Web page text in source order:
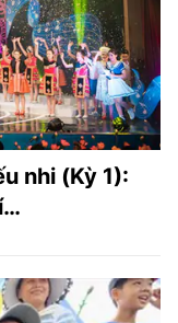
nhi (Kỳ 1):